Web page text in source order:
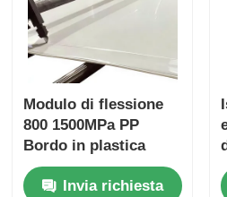
Modulo di flessione
800 1500MPa PP
Bordo in plastica
Strato di
polipropilene
Invia richiesta